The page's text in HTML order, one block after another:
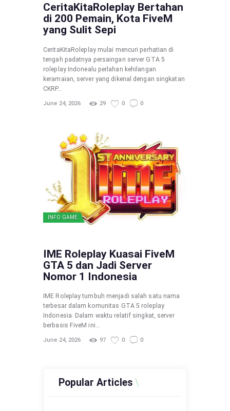
CeritaKitaRoleplay Bertahan
di 200 Pemain, Kota FiveM
yang Sulit Sepi
CeritaKitaRoleplay mulai mencuri perhatian di
tengah padatnya persaingan server GTA 5
roleplay Indonealu perlahan kehilangan
keramaian, server yang dikenal dengan singkatan
CKRP…
June 24, 2026 29 0 0
INFO GAME
IME Roleplay Kuasai FiveM
GTA 5 dan Jadi Server
Nomor 1 Indonesia
IME Roleplay tumbuh menjadi salah satu nama
terbesar dalam komunitas GTA 5 roleplay
Indonesia. Dalam waktu relatif singkat, server
berbasis FiveM ini…
June 24, 2026 97 0 0
Popular Articles